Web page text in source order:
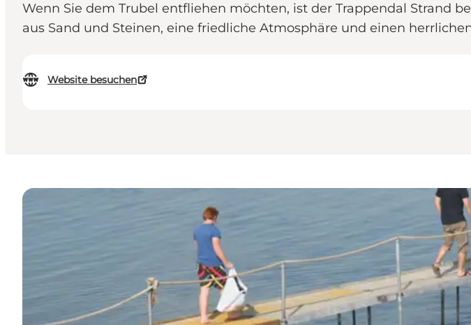
Wenn Sie dem Trubel entfliehen möchten, ist der Trappendal Strand
aus Sand und Steinen, eine friedliche Atmosphäre und einen
Website besuchen